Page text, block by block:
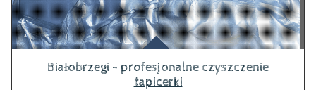
Białobrzegi - profesjonalne czyszczenie
tapicerki